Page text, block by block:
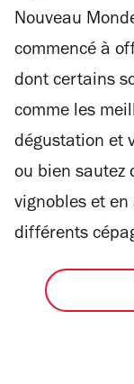
Nouveau
commencé à
dont certains
comme les
dégustation et
ou bien sautez
vignobles et
différents